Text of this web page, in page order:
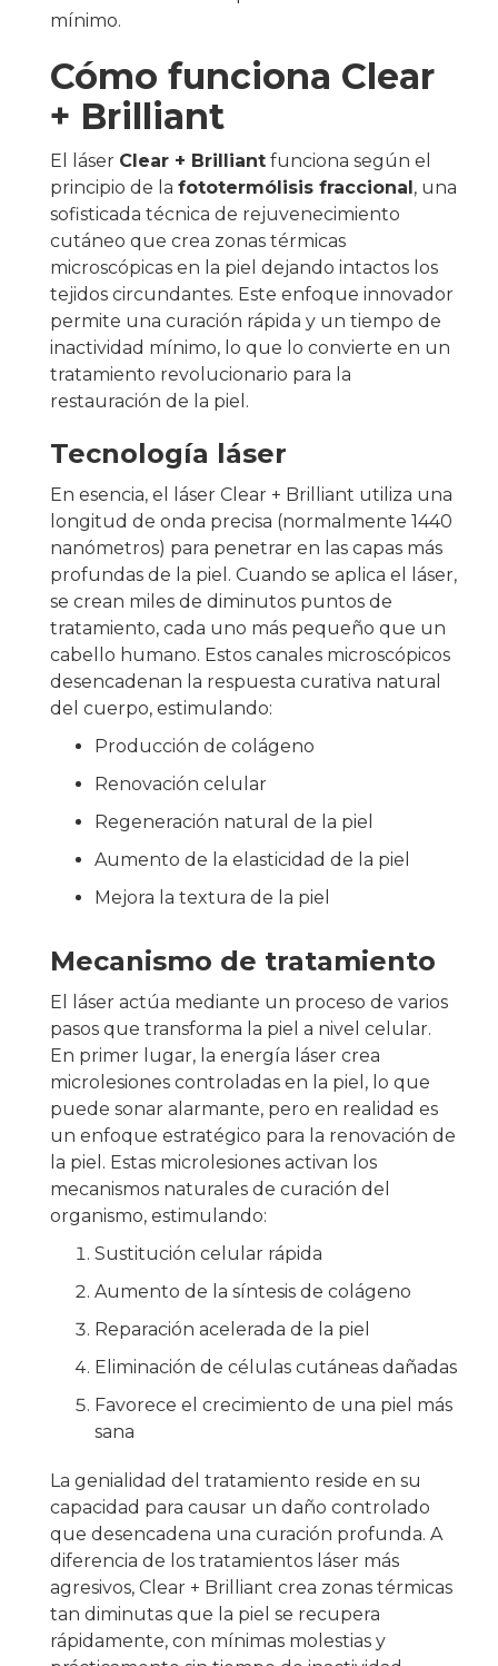
mínimo.
Cómo funciona Clear
+ Brilliant
El láser Clear + Brilliant funciona según el
principio de la fototermólisis fraccional, una
sofisticada técnica de rejuvenecimiento
cutáneo que crea zonas térmicas
microscópicas en la piel dejando intactos los
tejidos circundantes. Este enfoque innovador
permite una curación rápida y un tiempo de
inactividad mínimo, lo que lo convierte en un
tratamiento revolucionario para la
restauración de la piel.
Tecnología láser
En esencia, el láser Clear + Brilliant utiliza una
longitud de onda precisa (normalmente 1440
nanómetros) para penetrar en las capas más
profundas de la piel. Cuando se aplica el láser,
se crean miles de diminutos puntos de
tratamiento, cada uno más pequeño que un
cabello humano. Estos canales microscópicos
desencadenan la respuesta curativa natural
del cuerpo, estimulando:
Producción de colágeno
Renovación celular
Regeneración natural de la piel
Aumento de la elasticidad de la piel
Mejora la textura de la piel
Mecanismo de tratamiento
El láser actúa mediante un proceso de varios
pasos que transforma la piel a nivel celular.
En primer lugar, la energía láser crea
microlesiones controladas en la piel, lo que
puede sonar alarmante, pero en realidad es
un enfoque estratégico para la renovación de
la piel. Estas microlesiones activan los
mecanismos naturales de curación del
organismo, estimulando:
Sustitución celular rápida
Aumento de la síntesis de colágeno
Reparación acelerada de la piel
Eliminación de células cutáneas dañadas
Favorece el crecimiento de una piel más
sana
La genialidad del tratamiento reside en su
capacidad para causar un daño controlado
que desencadena una curación profunda. A
diferencia de los tratamientos láser más
agresivos, Clear + Brilliant crea zonas térmicas
tan diminutas que la piel se recupera
rápidamente, con mínimas molestias y